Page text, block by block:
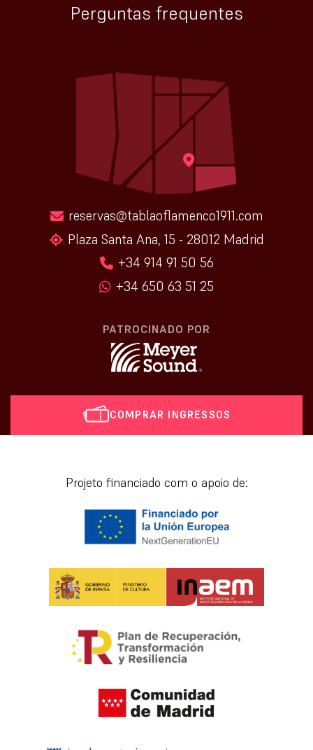
COMPRAR INGRESSOS
Perguntas frequentes
reservas@tablaoflamenco1911.com
Plaza Santa Ana, 15 - 28012 Madrid
+34 914 91 50 56
+34 650 63 51 25
PATROCINADO POR
Projeto financiado com o apoio de: